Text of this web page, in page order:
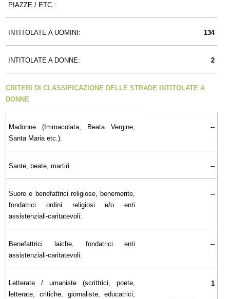
PIAZZE / ETC.:
INTITOLATE A UOMINI: 134
INTITOLATE A DONNE: 2
CRITERI DI CLASSIFICAZIONE DELLE STRADE INTITOLATE A
DONNE
Madonne (Immacolata, Beata Vergine,
Santa Maria etc.):
--
Sante, beate, martiri: --
Suore e benefattrici religiose, benemerite,
fondatrici ordini religiosi e/o enti
assistenziali-caritatevoli:
--
Benefattrici laiche, fondatrici enti
assistenziali-caritatevoli:
--
Letterate / umaniste (scrittrici, poete,
letterate, critiche, giornaliste, educatrici,
1